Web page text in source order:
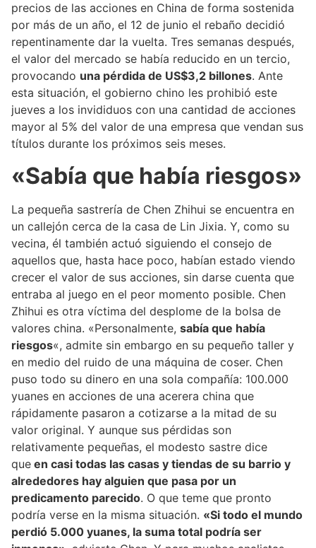
precios de las acciones en China de forma sostenida
por más de un año, el 12 de junio el rebaño decidió
repentinamente dar la vuelta. Tres semanas después,
el valor del mercado se había reducido en un tercio,
provocando una pérdida de US$3,2 billones. Ante
esta situación, el gobierno chino les prohibió este
jueves a los invididuos con una cantidad de acciones
mayor al 5% del valor de una empresa que vendan sus
títulos durante los próximos seis meses.
«Sabía que había riesgos»
La pequeña sastrería de Chen Zhihui se encuentra en
un callejón cerca de la casa de Lin Jixia. Y, como su
vecina, él también actuó siguiendo el consejo de
aquellos que, hasta hace poco, habían estado viendo
crecer el valor de sus acciones, sin darse cuenta que
entraba al juego en el peor momento posible. Chen
Zhihui es otra víctima del desplome de la bolsa de
valores china. «Personalmente, sabía que había
riesgos«, admite sin embargo en su pequeño taller y
en medio del ruido de una máquina de coser. Chen
puso todo su dinero en una sola compañía: 100.000
yuanes en acciones de una acerera china que
rápidamente pasaron a cotizarse a la mitad de su
valor original. Y aunque sus pérdidas son
relativamente pequeñas, el modesto sastre dice
que en casi todas las casas y tiendas de su barrio y
alrededores hay alguien que pasa por un
predicamento parecido. O que teme que pronto
podría verse en la misma situación. «Si todo el mundo
perdió 5.000 yuanes, la suma total podría ser